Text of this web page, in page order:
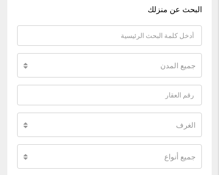
البحث عن منزلك
جميع المدن
الغرف
جميع أنواع